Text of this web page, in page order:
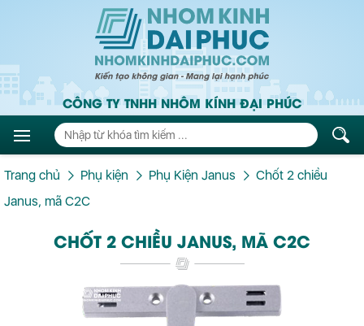
CÔNG TY TNHH NHÔM KÍNH ĐẠI PHÚC
Trang chủ Phụ kiện Phụ Kiện Janus
Chốt 2 chiều
Janus, mã C2C
CHỐT 2 CHIỀU JANUS, MÃ C2C